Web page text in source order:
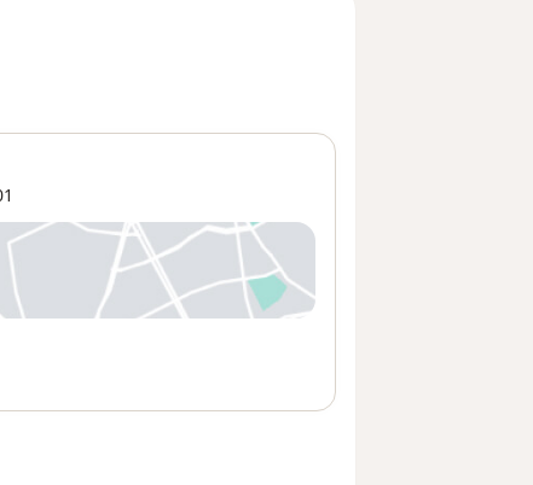
en una nueva pestaña